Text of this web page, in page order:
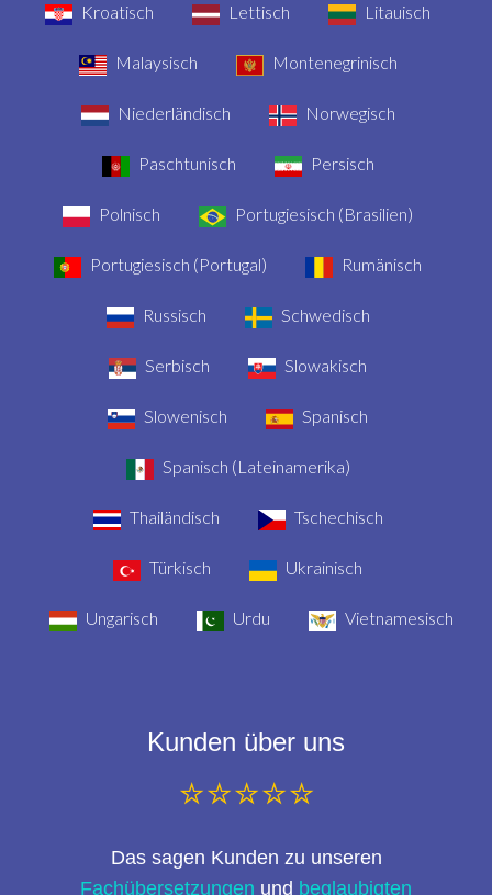
Kroatisch Lettisch Litauisch
Malaysisch Montenegrinisch
Niederländisch Norwegisch
Paschtunisch Persisch
Polnisch Portugiesisch (Brasilien)
Portugiesisch (Portugal) Rumänisch
Russisch Schwedisch
Serbisch Slowakisch
Slowenisch Spanisch
Spanisch (Lateinamerika)
Thailändisch Tschechisch
Türkisch Ukrainisch
Ungarisch Urdu Vietnamesisch
Kunden über uns
⭐⭐⭐⭐⭐
Das sagen Kunden zu unseren
Fachübersetzungen und beglaubigten